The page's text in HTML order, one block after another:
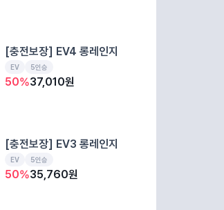
[충전보장] EV4 롱레인지
EV 5인승
50%37,010원
[충전보장] EV3 롱레인지
EV 5인승
50%35,760원